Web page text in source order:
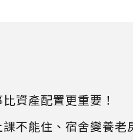
資產配置更重要！
不能住、宿舍變養老